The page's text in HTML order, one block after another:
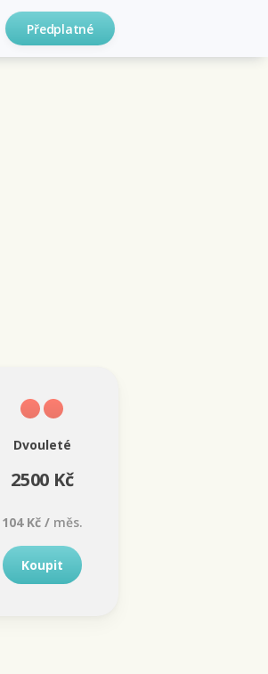
Předplatné
Dvouleté
2500 Kč
104 Kč /měs.
Koupit